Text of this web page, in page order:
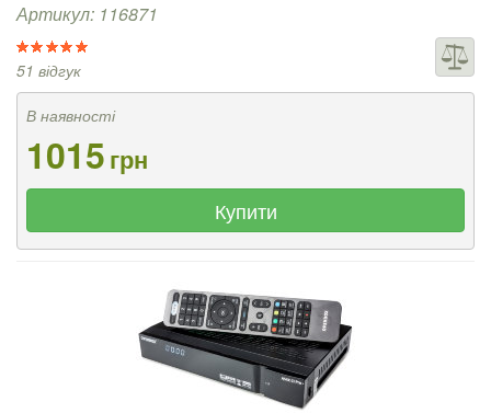
Артикул: 116871
51 відгук
В наявності
1015грн
Купити